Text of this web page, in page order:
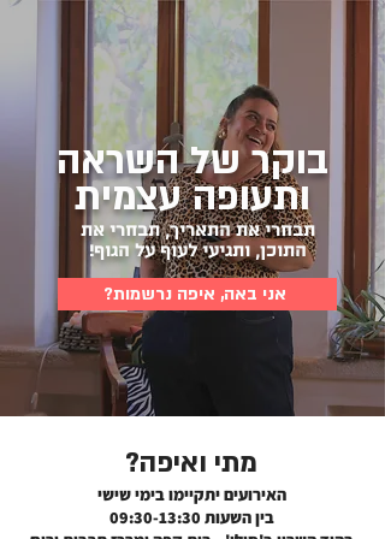
בוקר של השראה
ותעופה עצמית
תבחרי את התאריך, תבחרי את
התוכן, ותגיעי לעוף על הגוף!
אני באה, איפה נרשמות?
מתי ואיפה?
האירועים יתקיימו בימי שישי
בין השעות 09:30-13:30